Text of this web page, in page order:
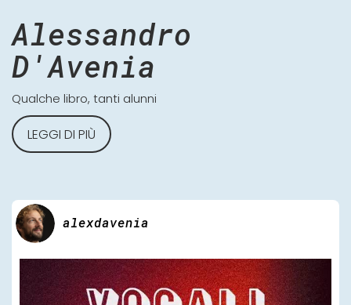
Alessandro
D'Avenia
Qualche libro, tanti alunni
LEGGI DI PIÙ
alexdavenia